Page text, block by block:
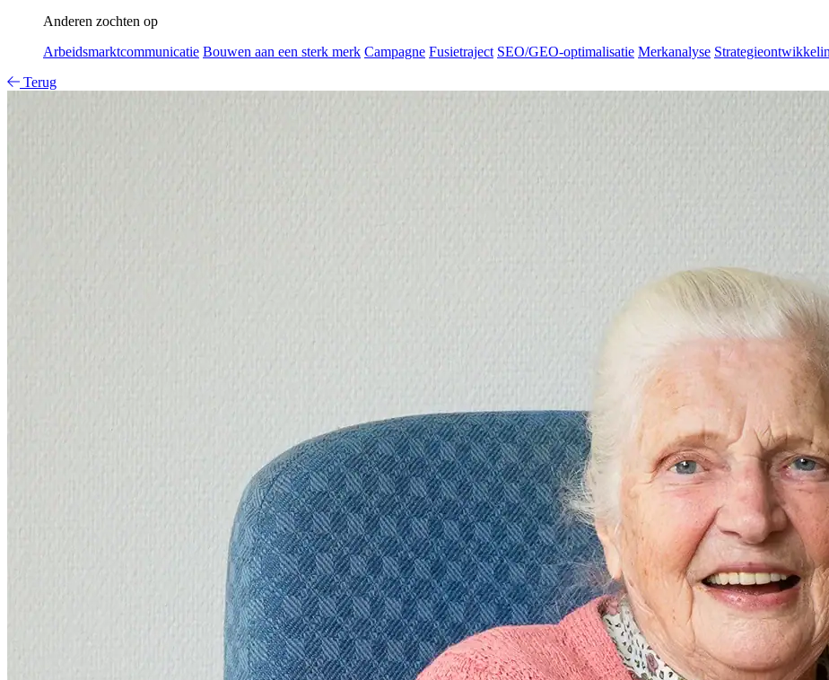
Anderen zochten op
Arbeidsmarktcommunicatie Bouwen aan een sterk merk Campagne Fusietraject SEO/GEO-optimalisatie Merkanalyse
Terug